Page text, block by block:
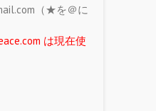
（★を＠に
は現在使